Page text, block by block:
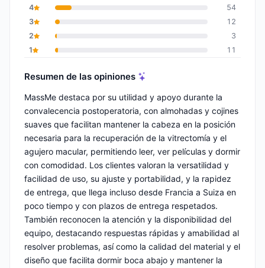
4
54
3
12
2
3
1
11
Resumen de las opiniones
MassMe destaca por su utilidad y apoyo durante la
convalecencia postoperatoria, con almohadas y cojines
suaves que facilitan mantener la cabeza en la posición
necesaria para la recuperación de la vitrectomía y el
agujero macular, permitiendo leer, ver películas y dormir
con comodidad. Los clientes valoran la versatilidad y
facilidad de uso, su ajuste y portabilidad, y la rapidez
de entrega, que llega incluso desde Francia a Suiza en
poco tiempo y con plazos de entrega respetados.
También reconocen la atención y la disponibilidad del
equipo, destacando respuestas rápidas y amabilidad al
resolver problemas, así como la calidad del material y el
diseño que facilita dormir boca abajo y mantener la